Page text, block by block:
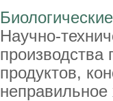
Научно-
производства
продуктов,
неправильное